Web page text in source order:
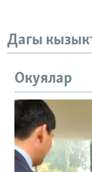
Дагы
Окуялар